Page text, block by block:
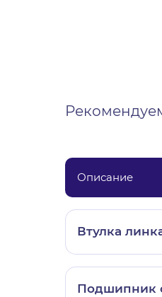
Описание
Втулка
Подшипник